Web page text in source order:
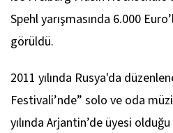
Spehl yarışmasında 6.000
görüldü.
2011 yılında Rusya'da
Festivali’nde” solo ve oda
yılında Arjantin’de üyesi